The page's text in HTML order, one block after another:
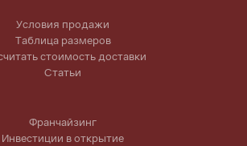
Условия продажи
Таблица размеров
стоимость доставки
Статьи
Франчайзинг
Инвестиции в открытие